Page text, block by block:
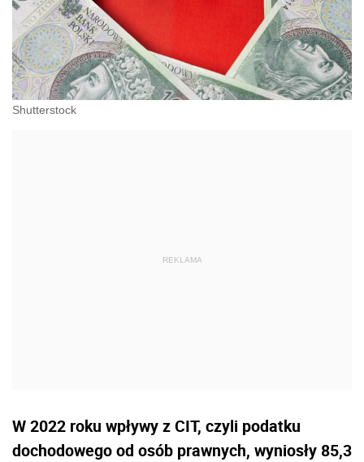
Shutterstock
W 2022 roku wpływy z CIT, czyli podatku
dochodowego od osób prawnych, wyniosły 85,3